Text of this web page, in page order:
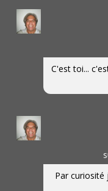
C'est toi...
Par curiosité